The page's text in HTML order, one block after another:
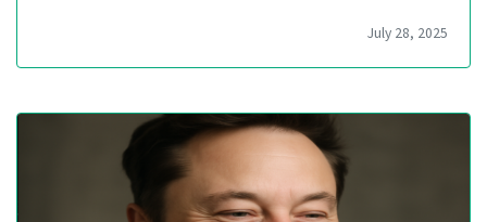
July 28, 2025